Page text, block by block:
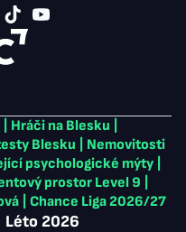
Hráči na Blesku
Blesku
Nemovitosti
psychologické mýty
prostor Level 9
Chance Liga 2026/27
Léto 2026